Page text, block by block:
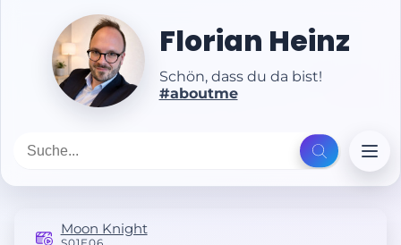
Florian Heinz
Schön, dass du da bist!
#aboutme
Moon Knight